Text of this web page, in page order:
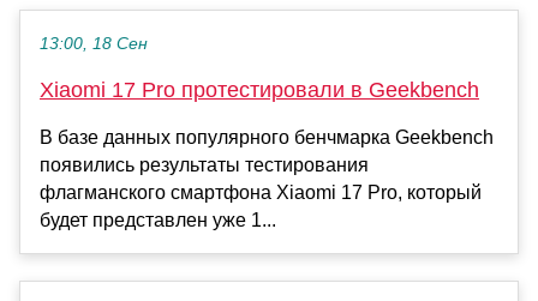
13:00, 18 Сен
Xiaomi 17 Pro протестировали в Geekbench
В базе данных популярного бенчмарка Geekbench
появились результаты тестирования
флагманского смартфона Xiaomi 17 Pro, который
будет представлен уже 1...